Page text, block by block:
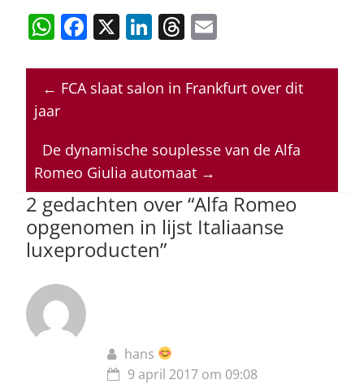
W
at
s
p
p
F
c
e
o
o
k
X Li
k
e
n
T
re
a
s
ai
l
← FCA slaat salon in Frankfurt over dit
jaar
De dynamische souplesse van de Alfa
Romeo Giulia automaat →
2 gedachten over “Alfa Romeo
opgenomen in lijst Italiaanse
luxeproducten”
hans
9 april 2017 om 09:08